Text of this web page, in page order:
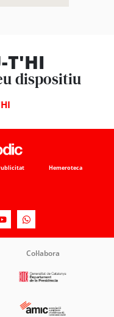
T'HI
dispositiu
Hemeroteca
Col·labora